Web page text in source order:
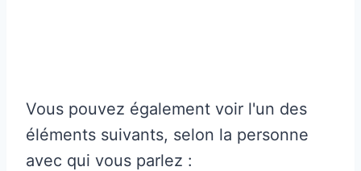
Vous pouvez également voir l'un des
éléments suivants, selon la personne
avec qui vous parlez :